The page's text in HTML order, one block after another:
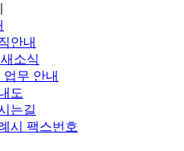
안내
소식
업무 안내
도
는길
시 팩스번호